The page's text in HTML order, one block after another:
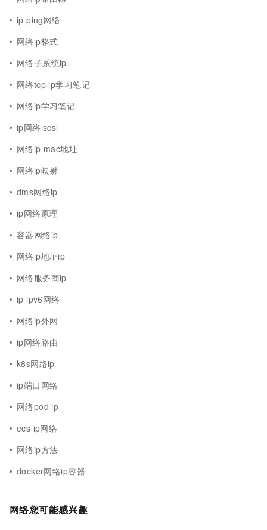
ip ping网络
网络ip格式
网络子系统ip
网络tcp ip学习笔记
网络ip学习笔记
ip网络iscsi
网络ip mac地址
网络ip映射
dms网络ip
ip网络原理
容器网络ip
网络ip地址ip
网络服务商ip
ip ipv6网络
网络ip外网
ip网络路由
k8s网络ip
ip端口网络
网络pod ip
ecs ip网络
网络ip方法
docker网络ip容器
网络您可能感兴趣